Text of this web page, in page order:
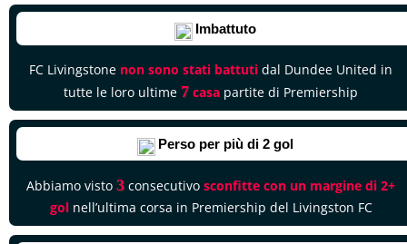
Imbattuto
FC Livingstone non sono stati battuti dal Dundee United in
tutte le loro ultime 7 casa partite di Premiership
Perso per più di 2 gol
Abbiamo visto 3 consecutivo sconfitte con un margine di 2+
golnell’ultima corsa in Premiership del Livingston FC